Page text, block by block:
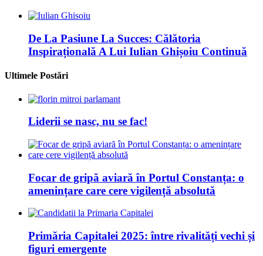
De La Pasiune La Succes: Călătoria
Inspirațională A Lui Iulian Ghișoiu Continuă
Ultimele Postări
Liderii se nasc, nu se fac!
Focar de gripă aviară în Portul Constanța: o
amenințare care cere vigilență absolută
Primăria Capitalei 2025: între rivalități vechi și
figuri emergente